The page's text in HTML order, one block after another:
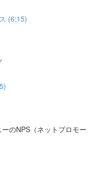
(6:15)
のNPS（ネットプロモー